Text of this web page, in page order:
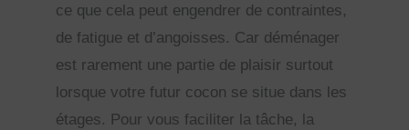
ce que cela peut engendrer de contraintes,
de fatigue et d’angoisses. Car déménager
est rarement une partie de plaisir surtout
lorsque votre futur cocon se situe dans les
étages. Pour vous faciliter la tâche, la